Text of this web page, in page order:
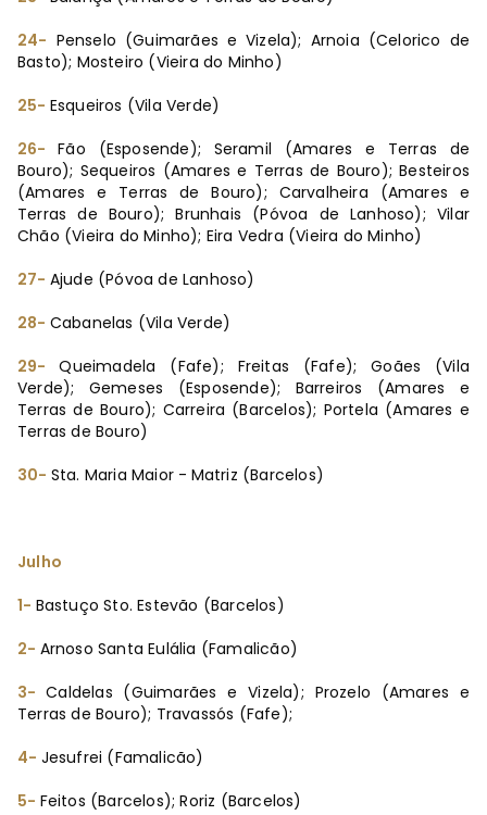
24- Penselo (Guimarães e Vizela); Arnoia (Celorico de
Basto); Mosteiro (Vieira do Minho)
25- Esqueiros (Vila Verde)
26-Fão (Esposende); Seramil (Amares e Terras de
Bouro); Sequeiros (Amares e Terras de Bouro); Besteiros
(Amares e Terras de Bouro); Carvalheira (Amares e
Terras de Bouro); Brunhais (Póvoa de Lanhoso); Vilar
Chão (Vieira do Minho); Eira Vedra (Vieira do Minho)
27- Ajude (Póvoa de Lanhoso)
28- Cabanelas (Vila Verde)
29-Queimadela (Fafe); Freitas (Fafe); Goães (Vila
Verde); Gemeses (Esposende); Barreiros (Amares e
Terras de Bouro); Carreira (Barcelos); Portela (Amares e
Terras de Bouro)
30- Sta. Maria Maior - Matriz (Barcelos)
Julho
1- Bastuço Sto. Estevão (Barcelos)
2- Arnoso Santa Eulália (Famalicão)
3-Caldelas (Guimarães e Vizela); Prozelo (Amares e
Terras de Bouro); Travassós (Fafe);
4- Jesufrei (Famalicão)
5- Feitos (Barcelos); Roriz (Barcelos)